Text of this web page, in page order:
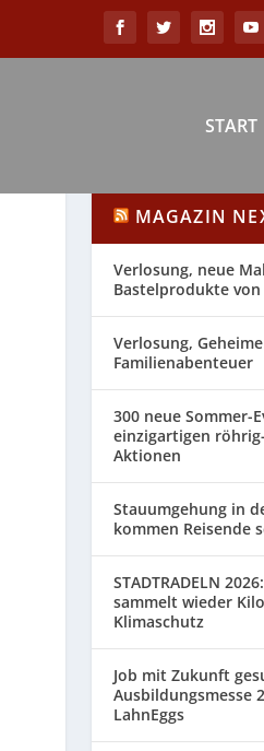
START
MAGAZIN
Verlosung, neue
Bastelprodukte von
Verlosung,
Familienabenteuer
300 neue Sommer-
einzigartigen
Aktionen
Stauumgehung in
kommen Reisende
STADTRADELN
sammelt wieder
Klimaschutz
Job mit Zukunft
Ausbildungsmesse
LahnEggs